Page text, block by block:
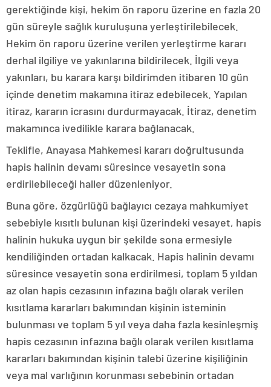
gerektiğinde kişi, hekim ön raporu üzerine en fazla 20
gün süreyle sağlık kuruluşuna yerleştirilebilecek.
Hekim ön raporu üzerine verilen yerleştirme kararı
derhal ilgiliye ve yakınlarına bildirilecek. İlgili veya
yakınları, bu karara karşı bildirimden itibaren 10 gün
içinde denetim makamına itiraz edebilecek. Yapılan
itiraz, kararın icrasını durdurmayacak. İtiraz, denetim
makamınca ivedilikle karara bağlanacak.
Teklifle, Anayasa Mahkemesi kararı doğrultusunda
hapis halinin devamı süresince vesayetin sona
erdirilebileceği haller düzenleniyor.
Buna göre, özgürlüğü bağlayıcı cezaya mahkumiyet
sebebiyle kısıtlı bulunan kişi üzerindeki vesayet, hapis
halinin hukuka uygun bir şekilde sona ermesiyle
kendiliğinden ortadan kalkacak. Hapis halinin devamı
süresince vesayetin sona erdirilmesi, toplam 5 yıldan
az olan hapis cezasının infazına bağlı olarak verilen
kısıtlama kararları bakımından kişinin isteminin
bulunması ve toplam 5 yıl veya daha fazla kesinleşmiş
hapis cezasının infazına bağlı olarak verilen kısıtlama
kararları bakımından kişinin talebi üzerine kişiliğinin
veya mal varlığının korunması sebebinin ortadan